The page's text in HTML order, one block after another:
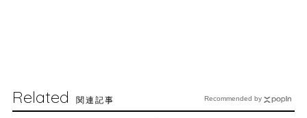
Related 関連記事 Recommended by